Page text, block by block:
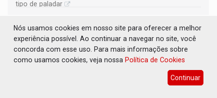
tipo de paladar
Nós usamos cookies em nosso site para oferecer a melhor
experiência possível. Ao continuar a navegar no site, você
concorda com esse uso. Para mais informações sobre
como usamos cookies, veja nossa Política de Cookies
Continuar